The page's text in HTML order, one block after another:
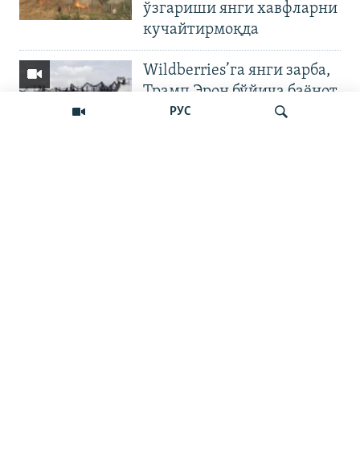
РУС
ўзгариши янги хавфларни
кучайтирмоқда
Wildberries’га янги зарба,
Трамп Эрон бўйича баёнот
қилди